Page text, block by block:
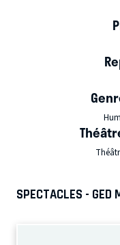
SPECTACLES - GED